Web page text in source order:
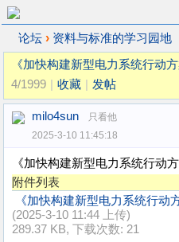
论坛 › 资料与标准的学习园地
《加快构建新型电力系统行动
4/1999
收藏 发帖
milo4sun
只看他
2025-3-10 11:45:18
《加快构建新型电力系统行动
附件列表
《加快构建新型电力系统行
(2025-3-10 11:44 上传)
289.37 KB, 下载次数: 21